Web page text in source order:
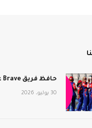
حافظ فريق Brave على سجله خاليًا من الهزائم بعد فوزه على برمنجهام فينيكس
30 يوليو، 2026